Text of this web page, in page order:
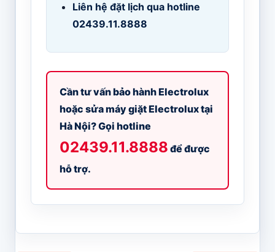
Liên hệ đặt lịch qua hotline
02439.11.8888
Cần tư vấn bảo hành Electrolux
hoặc sửa máy giặt Electrolux tại
Hà Nội? Gọi hotline
02439.11.8888 để được
hỗ trợ.